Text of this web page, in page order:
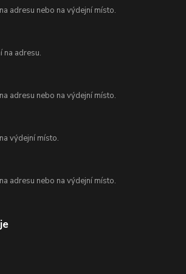
adresu nebo na výdejní místo.
na adresu.
adresu nebo na výdejní místo.
výdejní místo.
adresu nebo na výdejní místo.